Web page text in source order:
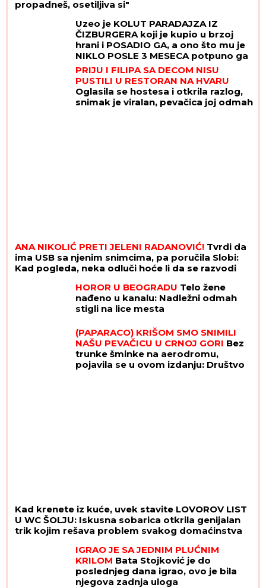
propadneš, osetiljiva si"
Uzeo je KOLUT PARADAJZA IZ
ČIZBURGERA koji je kupio u brzoj
hrani i POSADIO GA, a ono što mu je
NIKLO POSLE 3 MESECA potpuno ga
je šokiralo i ostavilo bez teksta
PRIJU I FILIPA SA DECOM NISU
PUSTILI U RESTORAN NA HVARU
Oglasila se hostesa i otkrila razlog,
snimak je viralan, pevačica joj odmah
ANA NIKOLIĆ PRETI JELENI RADANOVIĆ! Tvrdi da
ima USB sa njenim snimcima, pa poručila Slobi:
Kad pogleda, neka odluči hoće li da se razvodi
HOROR U BEOGRADU Telo žene
nađeno u kanalu: Nadležni odmah
stigli na lice mesta
(PAPARACO) KRIŠOM SMO SNIMILI
NAŠU PEVAČICU U CRNOJ GORI Bez
trunke šminke na aerodromu,
pojavila se u ovom izdanju: Društvo
Kad krenete iz kuće, uvek stavite LOVOROV LIST
U WC ŠOLJU: Iskusna sobarica otkrila genijalan
trik kojim rešava problem svakog domaćinstva
IGRAO JE SA JEDNIM PLUĆNIM
KRILOM Bata Stojković je do
poslednjeg dana igrao, ovo je bila
njegova zadnja uloga